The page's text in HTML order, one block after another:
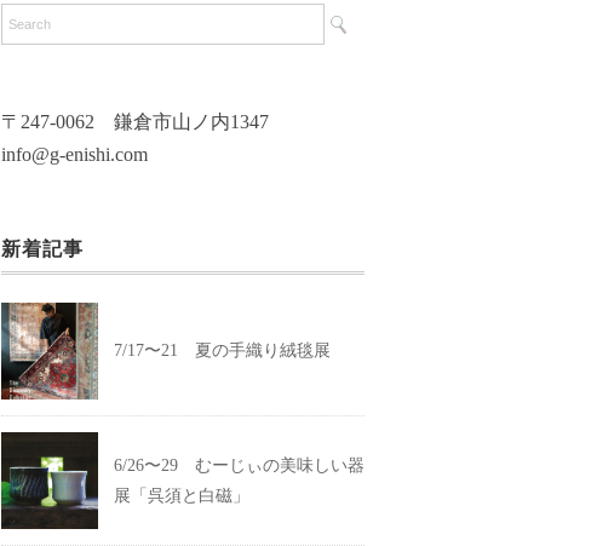
〒247-0062 鎌倉市山ノ内1347
info@g-enishi.com
新着記事
7/17〜21 夏の手織り絨毯展
6/26〜29 むーじぃの美味しい器
展「呉須と白磁」